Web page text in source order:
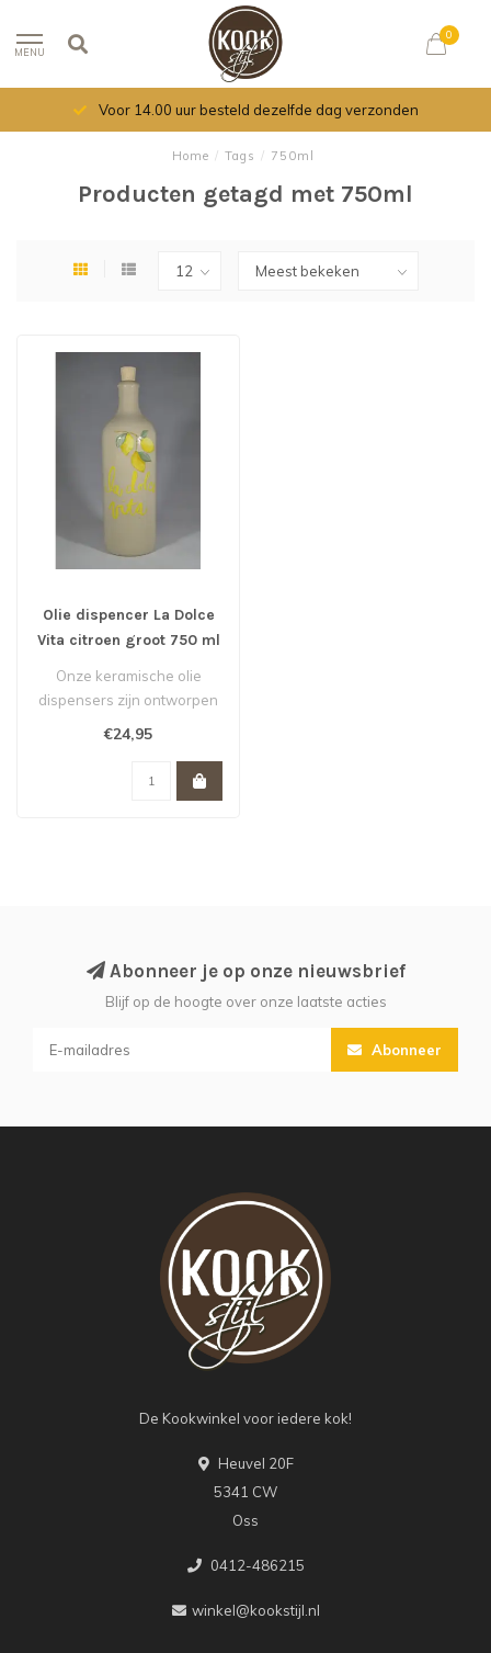
MENU
0
Voor 14.00 uur besteld dezelfde dag verzonden
Home / Tags / 750ml
Producten getagd met 750ml
Olie dispencer La Dolce
Vita citroen groot 750 ml
Onze keramische olie
dispensers zijn ontworpen
om oliën, azijn en andere
€24,95
Abonneer je op onze nieuwsbrief
Blijf op de hoogte over onze laatste acties
Abonneer
De Kookwinkel voor iedere kok!
Heuvel 20F
5341 CW
Oss
0412-486215
winkel@kookstijl.nl